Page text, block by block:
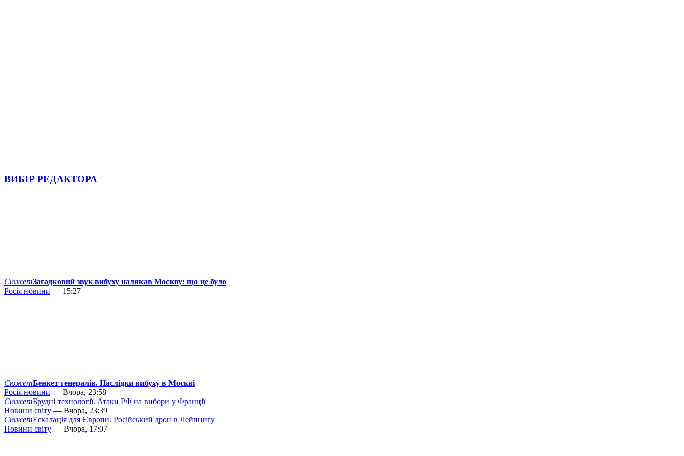
ВИБІР РЕДАКТОРА
СюжетЗагадковий звук вибуху налякав Москву: що це було
Росія новини — 15:27
СюжетБенкет генералів. Наслідки вибуху в Москві
Росія новини — Вчора, 23:58
СюжетБрудні технології. Атаки РФ на вибори у Франції
Новини світу — Вчора, 23:39
СюжетЕскалація для Європи. Російський дрон в Лейпцигу
Новини світу — Вчора, 17:07